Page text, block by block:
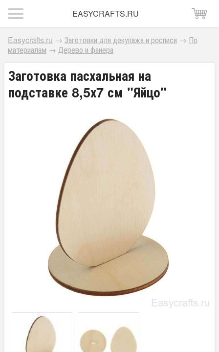
EASYCRAFTS.RU
Easycrafts.ru → Заготовки для декупажа и росписи → По
материалам → Дерево и фанера
Заготовка пасхальная на
подставке 8,5х7 см "Яйцо"